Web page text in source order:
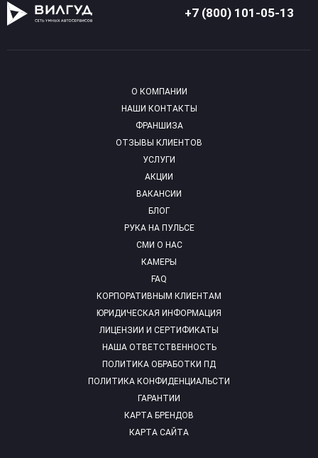
+7 (800) 101-05-13
О КОМПАНИИ
НАШИ КОНТАКТЫ
ФРАНШИЗА
ОТЗЫВЫ КЛИЕНТОВ
УСЛУГИ
АКЦИИ
ВАКАНСИИ
БЛОГ
РУКА НА ПУЛЬСЕ
СМИ О НАС
КАМЕРЫ
FAQ
КОРПОРАТИВНЫМ КЛИЕНТАМ
ЮРИДИЧЕСКАЯ ИНФОРМАЦИЯ
ЛИЦЕНЗИИ И СЕРТИФИКАТЫ
НАША ОТВЕТСТВЕННОСТЬ
ПОЛИТИКА ОБРАБОТКИ ПД
ПОЛИТИКА КОНФИДЕНЦИАЛЬСТИ
ГАРАНТИИ
КАРТА БРЕНДОВ
КАРТА САЙТА